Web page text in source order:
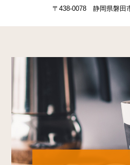
〒438-0078 静岡県磐田